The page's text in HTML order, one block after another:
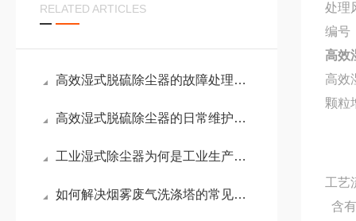
RELATED ARTICLES
高效湿式脱硫除尘器的故障处理方法如下
高效湿式脱硫除尘器的日常维护和注意事项
工业湿式除尘器为何是工业生产中常用的设备？
如何解决烟雾废气洗涤塔的常见故障
处理
编号
高效
高效
颗粒
工艺
含